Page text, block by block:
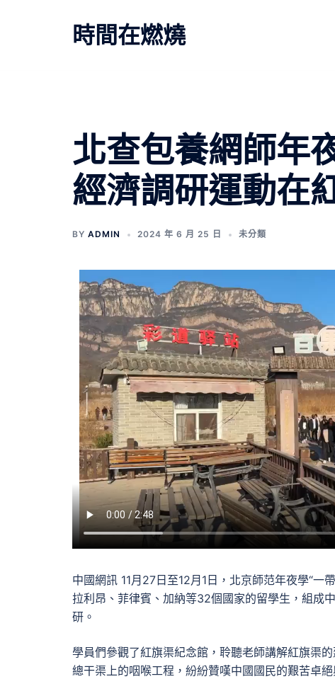
時間在燃燒
北查包養網師年
經濟調研運動在
BY ADMIN 2024 年 6 月 25 日 未分類
中國網訊 11月27日至12月1日，北京師范年夜學“
拉利昂、菲律賓、加納等32個國家的留學生，組成
研。
學員們參觀了紅旗渠紀念館，聆聽老師講解紅旗渠
總干渠上的咽喉工程，紛紛贊嘆中國國民的艱苦卓絕